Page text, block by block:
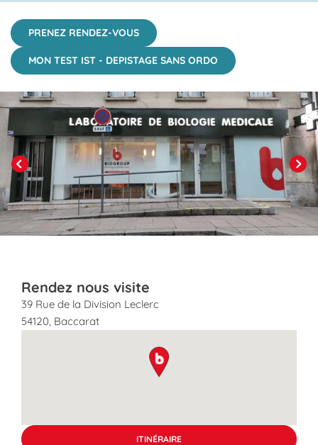
PRENEZ RENDEZ-VOUS
MON TEST IST - DEPISTAGE SANS ORDO
Previous
Next
Click to View in Slide Show
Rendez nous visite
39 Rue de la Division Leclerc
54120, Baccarat
map pin
ITINÉRAIRE